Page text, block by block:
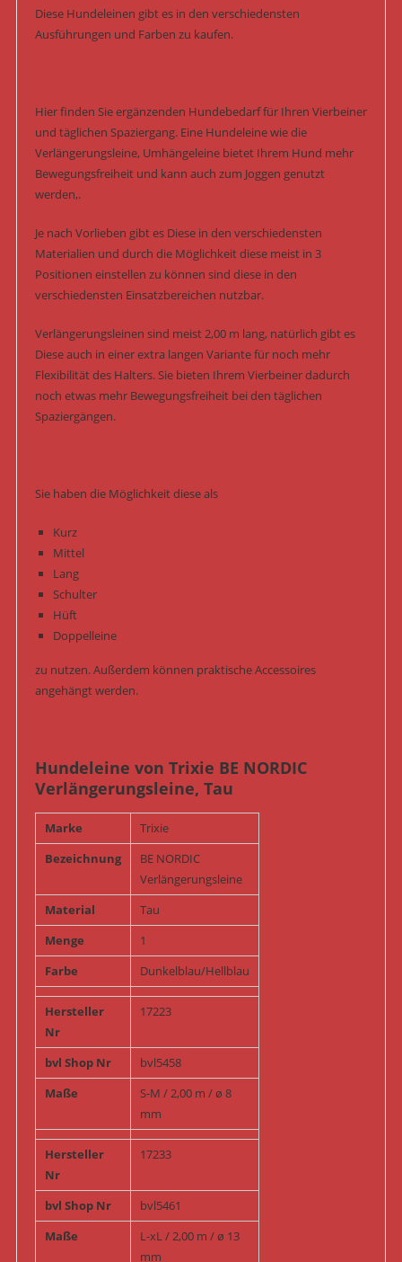
Diese Hundeleinen gibt es in den verschiedensten
Ausführungen und Farben zu kaufen.
Hier finden Sie ergänzenden Hundebedarf für Ihren Vierbeiner
und täglichen Spaziergang. Eine Hundeleine wie die
Verlängerungsleine, Umhängeleine bietet Ihrem Hund mehr
Bewegungsfreiheit und kann auch zum Joggen genutzt
werden,.
Je nach Vorlieben gibt es Diese in den verschiedensten
Materialien und durch die Möglichkeit diese meist in 3
Positionen einstellen zu können sind diese in den
verschiedensten Einsatzbereichen nutzbar.
Verlängerungsleinen sind meist 2,00 m lang, natürlich gibt es
Diese auch in einer extra langen Variante für noch mehr
Flexibilität des Halters. Sie bieten Ihrem Vierbeiner dadurch
noch etwas mehr Bewegungsfreiheit bei den täglichen
Spaziergängen.
Sie haben die Möglichkeit diese als
Kurz
Mittel
Lang
Schulter
Hüft
Doppelleine
zu nutzen. Außerdem können praktische Accessoires
angehängt werden.
Hundeleine von Trixie BE NORDIC
Verlängerungsleine, Tau
Marke
Trixie
Bezeichnung
BE NORDIC
Verlängerungsleine
Material
Tau
Menge
1
Farbe
Dunkelblau/Hellblau
Hersteller
Nr
17223
bvl Shop Nr
bvl5458
Maße
S-M / 2,00 m / ø 8
mm
Hersteller
Nr
17233
bvl Shop Nr
bvl5461
Maße
L-xL / 2,00 m / ø 13
mm